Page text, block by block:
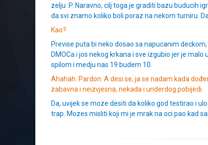
zelju :P. Naravno, cilj toga je graditi bazu buducih
da svi znamo koliko boli poraz na nekom turniru.
Kao?
Previse puta bi neko dosao sa napucanim
DMOCa i jos nekog krkana i sve izgubio jer je
spilom i medju nas 19 budem 10.
Ahahah. Pardon. A desi se, ja se nadam kada
zabavna i neizvjesna, nekada i underdog pobijedi.
Da, uvijek se moze desiti da koliko god testirao i
trap. Mozes misliti koji mi je mrak na oci pao kad